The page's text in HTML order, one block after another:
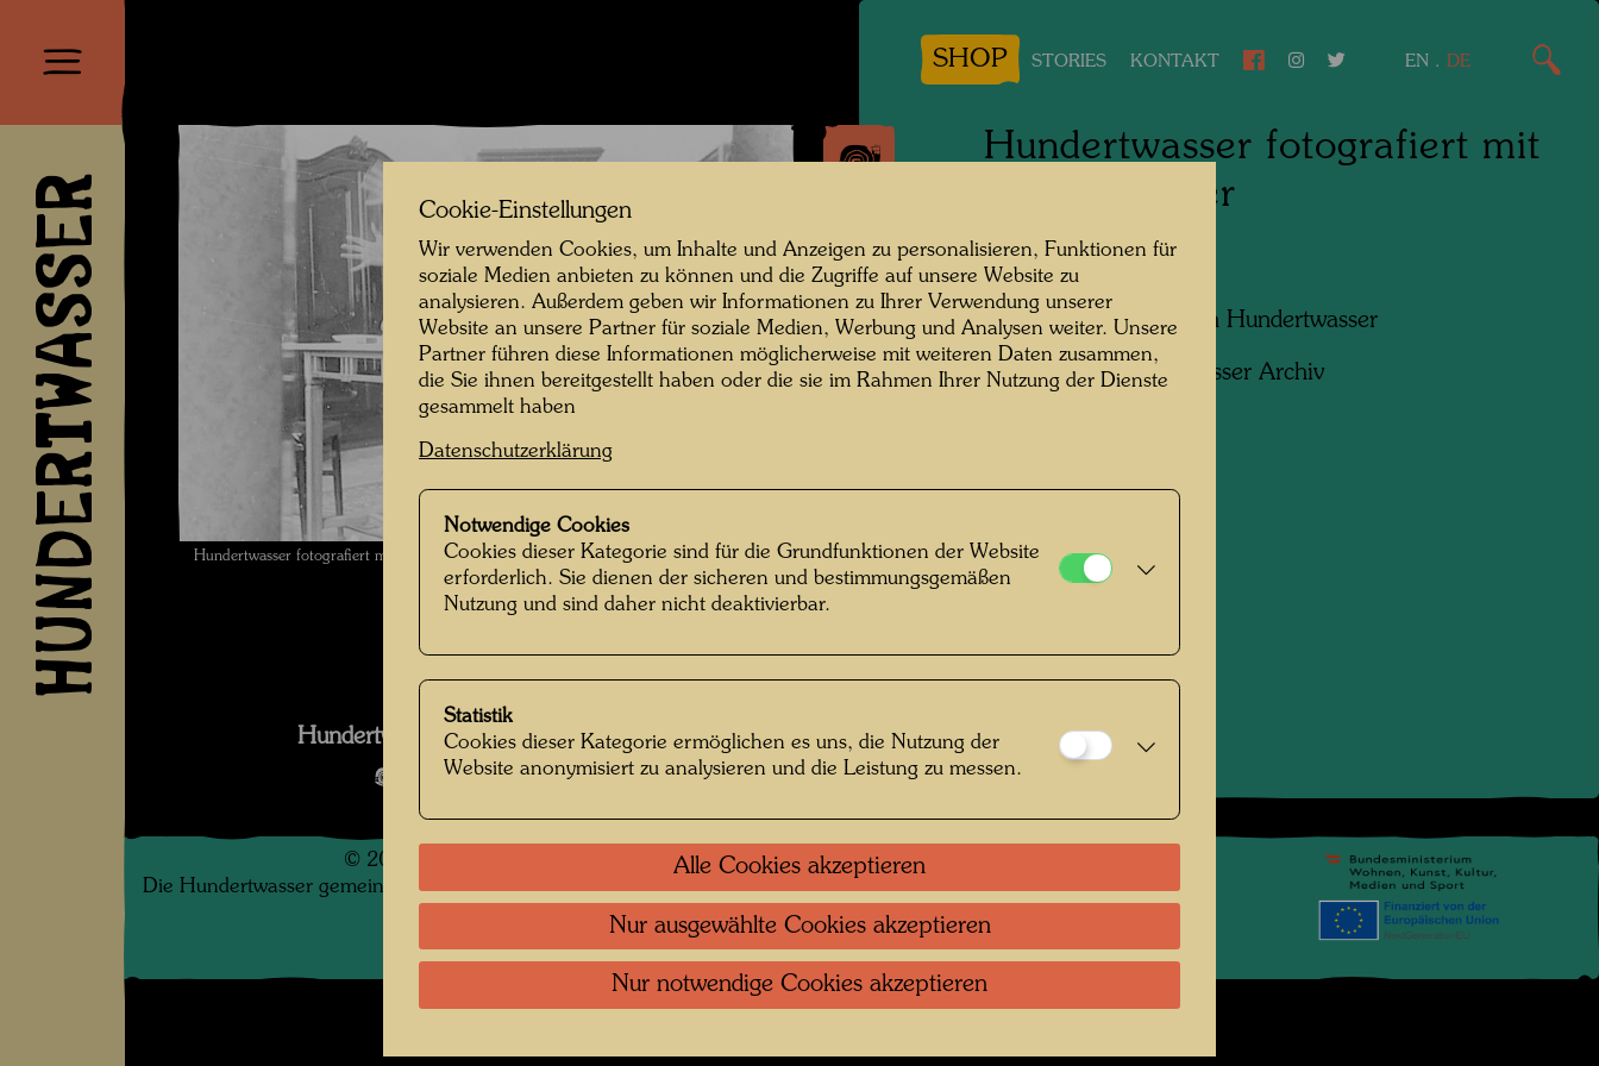
HUNDERTWASSER
SHOP STORIES KONTAKT EN . DE
Hundertwasser fotografiert mit Selbstauslöser , Fotograf: Friedensreich Hundertwasser ©
Hundertwasser Archiv
Hundertwasser in den 1950er-Jahren
Bildergalerie öffnen
Hundertwasser fotografiert mit
Selbstauslöser
Wien, 1952
Fotograf:Friedensreich Hundertwasser
Copyright:Hundertwasser Archiv
© 2026
Die Hundertwasser gemeinnützige Privatstiftung Wien
Kontakt . Datenschutz
Nutzungsbedingungen . Links
Cookie-Einstellungen
Wir verwenden Cookies, um Inhalte und Anzeigen zu personalisieren, Funktionen für
soziale Medien anbieten zu können und die Zugriffe auf unsere Website zu
analysieren. Außerdem geben wir Informationen zu Ihrer Verwendung unserer
Website an unsere Partner für soziale Medien, Werbung und Analysen weiter. Unsere
Partner führen diese Informationen möglicherweise mit weiteren Daten zusammen,
die Sie ihnen bereitgestellt haben oder die sie im Rahmen Ihrer Nutzung der Dienste
gesammelt haben
Datenschutzerklärung
Notwendige Cookies
Cookies dieser Kategorie sind für die Grundfunktionen der Website
erforderlich. Sie dienen der sicheren und bestimmungsgemäßen
Nutzung und sind daher nicht deaktivierbar.
Statistik
Cookies dieser Kategorie ermöglichen es uns, die Nutzung der
Website anonymisiert zu analysieren und die Leistung zu messen.
Alle Cookies akzeptieren
Nur ausgewählte Cookies akzeptieren
Nur notwendige Cookies akzeptieren